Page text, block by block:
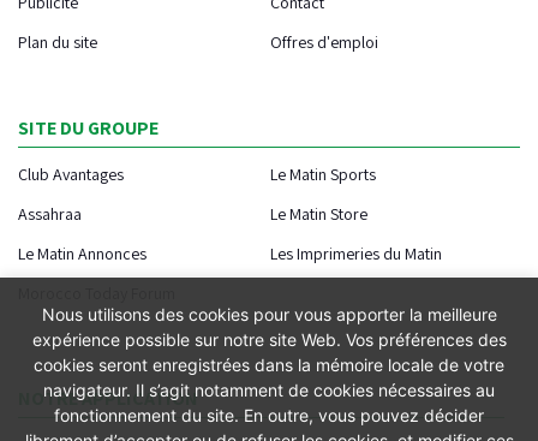
Plan du site
Offres d'emploi
SITE DU GROUPE
Club Avantages
Le Matin Sports
Assahraa
Le Matin Store
Le Matin Annonces
Les Imprimeries du Matin
NOTRE APPLICATION
Nous utilisons des cookies pour vous apporter la meilleure
expérience possible sur notre site Web. Vos préférences des
cookies seront enregistrées dans la mémoire locale de votre
navigateur. Il s’agit notamment de cookies nécessaires au
fonctionnement du site. En outre, vous pouvez décider